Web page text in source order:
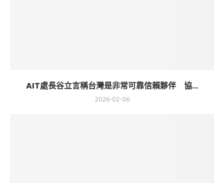
AIT處長谷立言稱台灣是非常可靠信賴夥伴 協...
2026-02-06